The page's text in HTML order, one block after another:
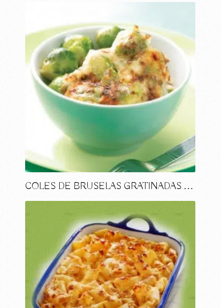
COLES DE BRUSELAS GRATINADAS …